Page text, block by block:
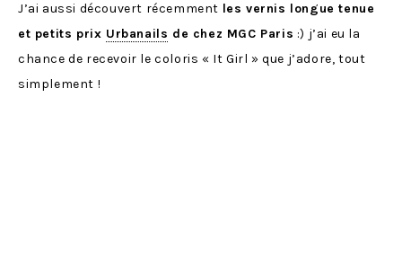
J’ai aussi découvert récemment les vernis longue tenue
et petits prix Urbanails de chez MGC Paris :) j’ai eu la
chance de recevoir le coloris « It Girl » que j’adore, tout
simplement !